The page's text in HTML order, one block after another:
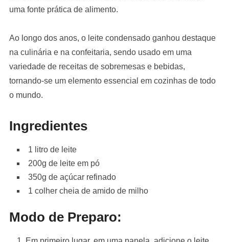
uma fonte prática de alimento.
Ao longo dos anos, o leite condensado ganhou destaque
na culinária e na confeitaria, sendo usado em uma
variedade de receitas de sobremesas e bebidas,
tornando-se um elemento essencial em cozinhas de todo
o mundo.
Ingredientes
1 litro de leite
200g de leite em pó
350g de açúcar refinado
1 colher cheia de amido de milho
Modo de Preparo: